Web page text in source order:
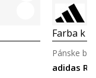
Farba k
adidas
Pánske